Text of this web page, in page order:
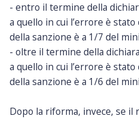
- entro il termine della
a quello in cui l’errore è
della sanzione è a 1/7 del
- oltre il termine della
a quello in cui l’errore è
della sanzione è a 1/6 del
Dopo la riforma, invece, se il